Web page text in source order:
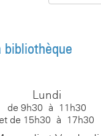
bibliothèque
Lundi
de 9h30 à 11h30
et de 15h30 à 17h30